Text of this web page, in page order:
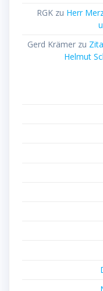
RGK zu Herr
Gerd Krämer zu
Helmut